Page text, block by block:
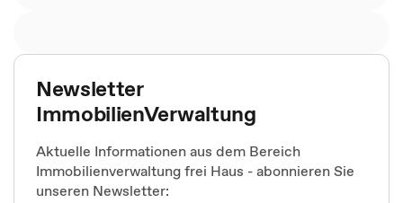
Newsletter
ImmobilienVerwaltung
Aktuelle Informationen aus dem Bereich
Immobilienverwaltung frei Haus - abonnieren Sie
unseren Newsletter: